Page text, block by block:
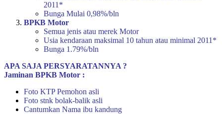
2011*
Bunga Mulai 0,98%/bln
BPKB Motor
Semua jenis atau merek Motor
Usia kendaraan maksimal 10 tahun atau minimal 2011*
Bunga 1.79%/bln
APA SAJA PERSYARATANNYA ?
Jaminan BPKB Motor :
Foto KTP Pemohon asli
Foto stnk bolak-balik asli
Cantumkan Nama ibu kandung